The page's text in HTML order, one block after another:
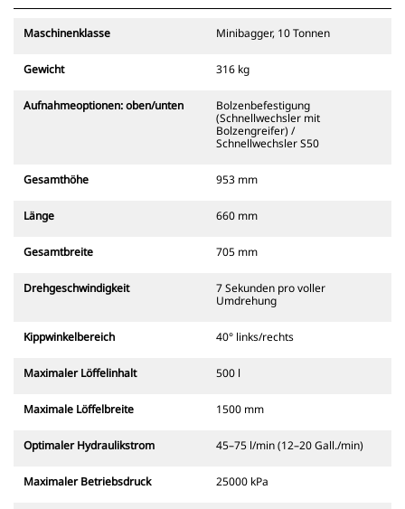
Maschinenklasse Minibagger, 10 Tonnen
Gewicht 316 kg
Aufnahmeoptionen: oben/unten
Bolzenbefestigung
(Schnellwechsler mit
Bolzengreifer) /
Schnellwechsler S50
Gesamthöhe 953 mm
Länge 660 mm
Gesamtbreite 705 mm
Drehgeschwindigkeit
7 Sekunden pro voller
Umdrehung
Kippwinkelbereich 40° links/rechts
Maximaler Löffelinhalt 500 l
Maximale Löffelbreite 1500 mm
Optimaler Hydraulikstrom 45–75 l/min (12–20 Gall./min)
Maximaler Betriebsdruck 25000 kPa